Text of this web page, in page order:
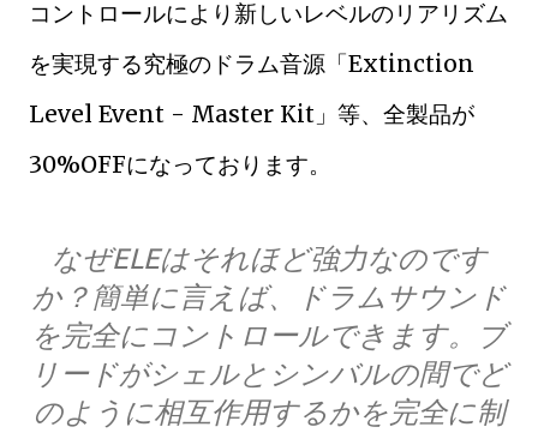
コントロールにより新しいレベルのリアリズム
を実現する究極のドラム音源「Extinction
Level Event - Master Kit」等、全製品が
30%OFFになっております。
なぜELEはそれほど強力なのです
か？簡単に言えば、ドラムサウンド
を完全にコントロールできます。ブ
リードがシェルとシンバルの間でど
のように相互作用するかを完全に制